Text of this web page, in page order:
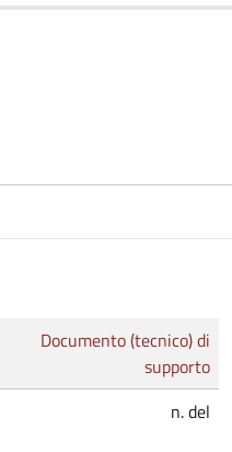
Documento (tecnico) di
supporto
n. del